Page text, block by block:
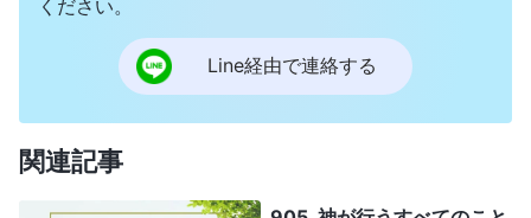
ください。
Line経由で連絡する
関連記事